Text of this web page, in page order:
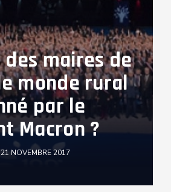
des maires de
monde rural
par le
Macron ?
21 NOVEMBRE 2017